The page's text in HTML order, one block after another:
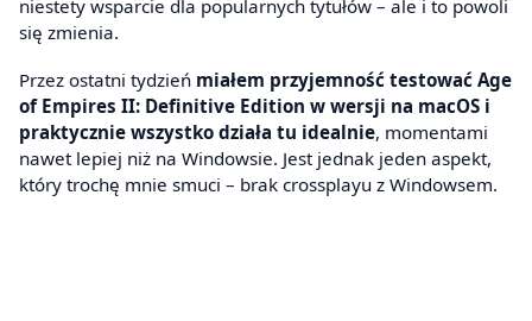
niestety wsparcie dla popularnych tytułów – ale i to powoli
się zmienia.
Przez ostatni tydzień miałem przyjemność testować Age
of Empires II: Definitive Edition w wersji na macOS i
praktycznie wszystko działa tu idealnie, momentami
nawet lepiej niż na Windowsie. Jest jednak jeden aspekt,
który trochę mnie smuci – brak crossplayu z Windowsem.